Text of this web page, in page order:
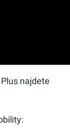
najdete